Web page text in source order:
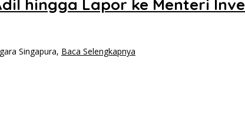
hingga Lapor ke Menteri
Singapura, Baca Selengkapnya